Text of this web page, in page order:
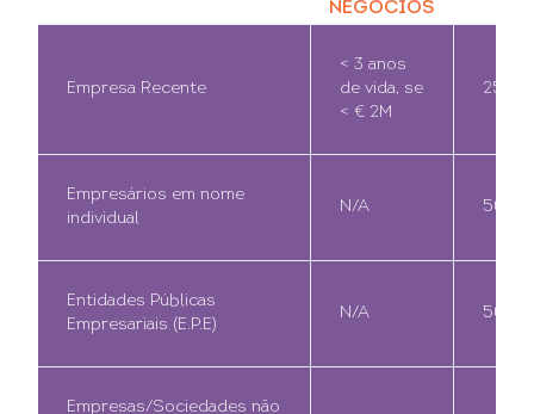
NEGÓCIOS
Empresa Recente
< 3 anos
de vida, se
< € 2M
250€
Empresários em nome
individual
N/A 500€
Entidades Públicas
Empresariais (E.P.E)
N/A 500€
Empresas/Sociedades não